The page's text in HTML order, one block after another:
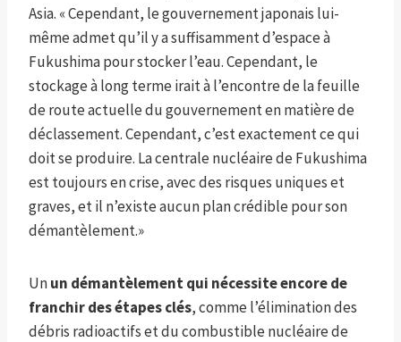
Asia. « Cependant, le gouvernement japonais lui-
même admet qu’il y a suffisamment d’espace à
Fukushima pour stocker l’eau. Cependant, le
stockage à long terme irait à l’encontre de la feuille
de route actuelle du gouvernement en matière de
déclassement. Cependant, c’est exactement ce qui
doit se produire. La centrale nucléaire de Fukushima
est toujours en crise, avec des risques uniques et
graves, et il n’existe aucun plan crédible pour son
démantèlement.»
Unun démantèlement qui nécessite encore de
franchir des étapes clés, comme l’élimination des
débris radioactifs et du combustible nucléaire de